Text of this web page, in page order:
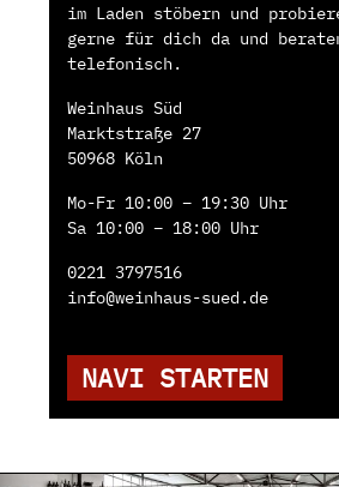
im Laden stöbern und
gerne für dich da und
telefonisch.
Weinhaus Süd
Marktstraße 27
50968 Köln
Mo-Fr 10:00 – 19:30 Uhr
Sa 10:00 – 18:00 Uhr
0221 3797516
info@weinhaus-sued.de
NAVI STARTEN